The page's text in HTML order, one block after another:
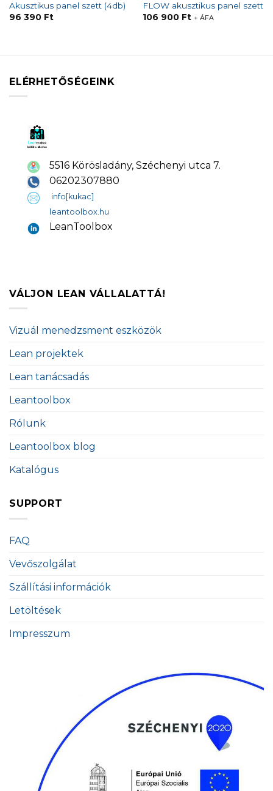
Akusztikus panel szett (4db)
96 390 Ft
FLOW akusztikus panel szett
106 900 Ft + ÁFA
ELÉRHETŐSÉGEINK
5516 Körösladány, Széchenyi utca 7.
06202307880
info[kukac]
leantoolbox.hu
LeanToolbox
VÁLJON LEAN VÁLLALATTÁ!
Vizuál menedzsment eszközök
Lean projektek
Lean tanácsadás
Leantoolbox
Rólunk
Leantoolbox blog
Katalógus
SUPPORT
FAQ
Vevőszolgálat
Szállítási információk
Letöltések
Impresszum